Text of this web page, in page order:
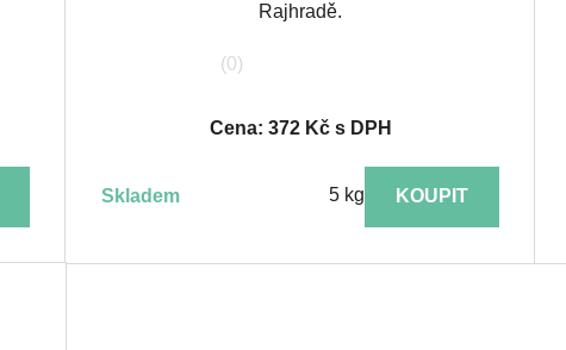
Rajhradě.
(0)
Cena: 372 Kč s DPH
skladem 5 kg KOUPIT